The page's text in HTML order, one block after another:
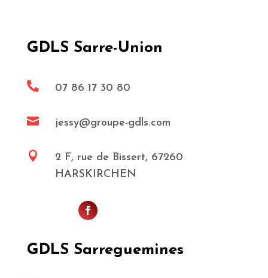
GDLS Sarre-Union
 07 86 17 30 80
 jessy@groupe-gdls.com

2 F, rue de Bissert, 67260
HARSKIRCHEN
GDLS Sarreguemines